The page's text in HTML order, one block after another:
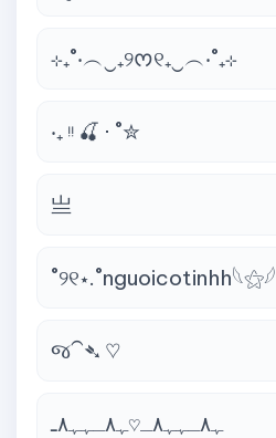
⊹₊˚‧︵‿₊୨ᰔ୧₊‿︵‧˚₊⊹
‧₊ ᵎᵎ 🍒 ⋅ ˚✮
亗
˚୨୧⋆.˚nguoicotinhh𓆩⚝𓆪
જ⁀➴ ♡
ﮩ٨ـﮩﮩ٨ـ♡ﮩ٨ـﮩﮩ٨ـ